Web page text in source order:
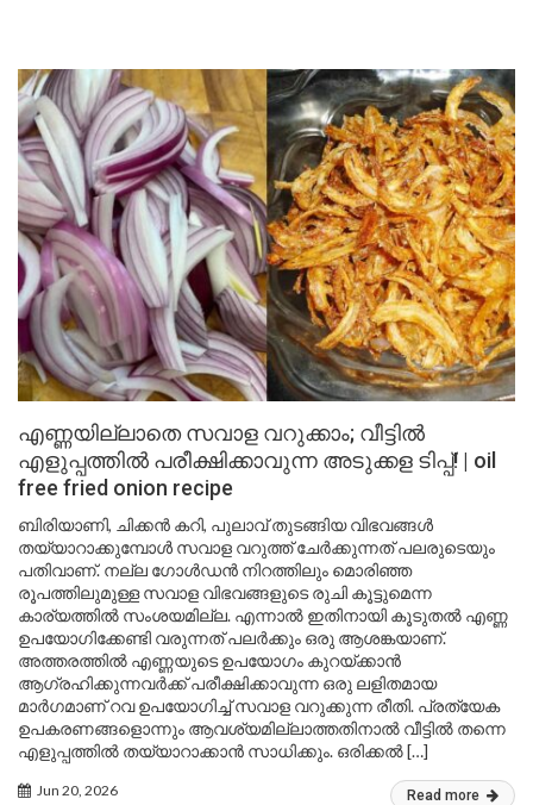
എണ്ണയില്ലാതെ സവാള വറുക്കാം; വീട്ടിൽ
എളുപ്പത്തിൽ പരീക്ഷിക്കാവുന്ന അടുക്കള ടിപ്പ്! | oil
free fried onion recipe
ബിരിയാണി, ചിക്കൻ കറി, പുലാവ് തുടങ്ങിയ വിഭവങ്ങൾ
തയ്യാറാക്കുമ്പോൾ സവാള വറുത്ത് ചേർക്കുന്നത് പലരുടെയും
പതിവാണ്. നല്ല ഗോൾഡൻ നിറത്തിലും മൊരിഞ്ഞ
രൂപത്തിലുമുള്ള സവാള വിഭവങ്ങളുടെ രുചി കൂട്ടുമെന്ന
കാര്യത്തിൽ സംശയമില്ല. എന്നാൽ ഇതിനായി കൂടുതൽ എണ്ണ
ഉപയോഗിക്കേണ്ടി വരുന്നത് പലർക്കും ഒരു ആശങ്കയാണ്.
അത്തരത്തിൽ എണ്ണയുടെ ഉപയോഗം കുറയ്ക്കാൻ
ആഗ്രഹിക്കുന്നവർക്ക് പരീക്ഷിക്കാവുന്ന ഒരു ലളിതമായ
മാർഗമാണ് റവ ഉപയോഗിച്ച് സവാള വറുക്കുന്ന രീതി. പ്രത്യേക
ഉപകരണങ്ങളൊന്നും ആവശ്യമില്ലാത്തതിനാൽ വീട്ടിൽ തന്നെ
എളുപ്പത്തിൽ തയ്യാറാക്കാൻ സാധിക്കും. ഒരിക്കൽ […]
Jun 20, 2026 Read more